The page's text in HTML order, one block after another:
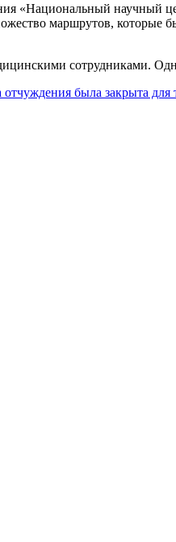
«Национальный
маршрутов, которые
сотрудниками.
отчуждения была закрыта для